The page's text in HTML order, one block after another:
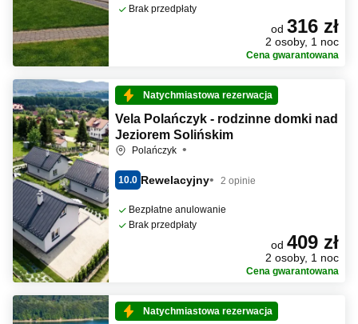
Brak przedpłaty
od 316 zł
2 osoby, 1 noc
Cena gwarantowana
Natychmiastowa rezerwacja
Vela Polańczyk - rodzinne domki nad
Jeziorem Solińskim
Polańczyk
10.0 Rewelacyjny 2 opinie
Bezpłatne anulowanie
Brak przedpłaty
od 409 zł
2 osoby, 1 noc
Cena gwarantowana
Natychmiastowa rezerwacja